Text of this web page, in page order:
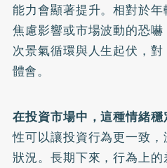
能力會顯著提升。相對於
焦慮影響或市場波動的恐
次景氣循環與人生起伏，
體會。
在投資市場中，這種情緒穩
性可以讓投資行為更一致
狀況。長期下來，行為上